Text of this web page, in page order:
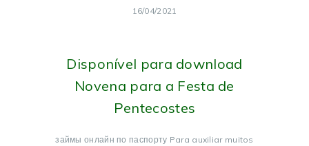
16/04/2021
Disponível para download
Novena para a Festa de
Pentecostes
займы онлайн по паспорту Para auxiliar muitos